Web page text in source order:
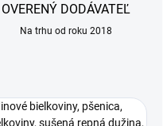
OVERENÝ DODÁVATEĽ
Na trhu od roku 2018
bielkoviny, pšenica,
sušená repná dužina,